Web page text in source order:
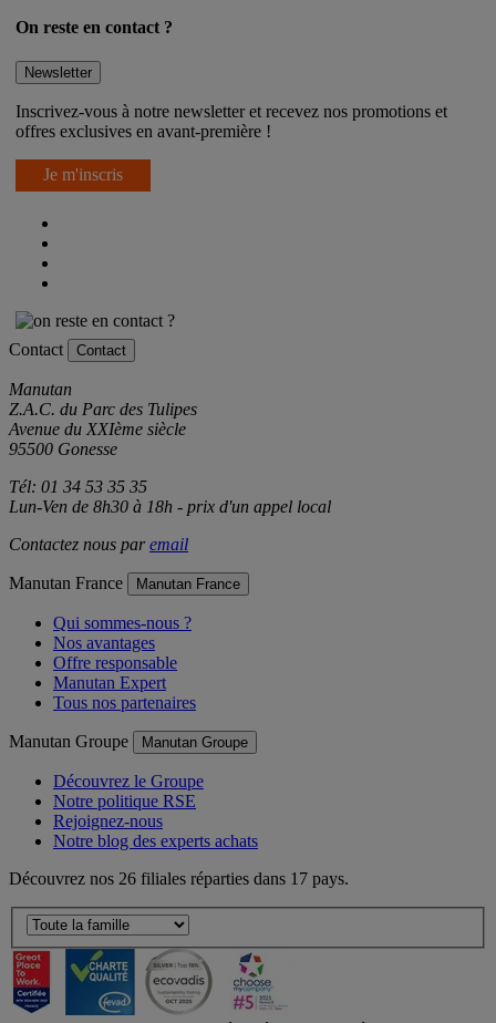
On reste en contact ?
Newsletter
Inscrivez-vous à notre newsletter et recevez nos promotions et
offres exclusives en avant-première !
Je m'inscris
Contact Contact
Manutan
Z.A.C. du Parc des Tulipes
Avenue du XXIème siècle
95500 Gonesse
Tél: 01 34 53 35 35
Lun-Ven de 8h30 à 18h - prix d'un appel local
Contactez nous paremail
Manutan France Manutan France
Qui sommes-nous ?
Nos avantages
Offre responsable
Manutan Expert
Tous nos partenaires
Manutan Groupe Manutan Groupe
Découvrez le Groupe
Notre politique RSE
Rejoignez-nous
Notre blog des experts achats
Découvrez nos 26 filiales réparties dans 17 pays.